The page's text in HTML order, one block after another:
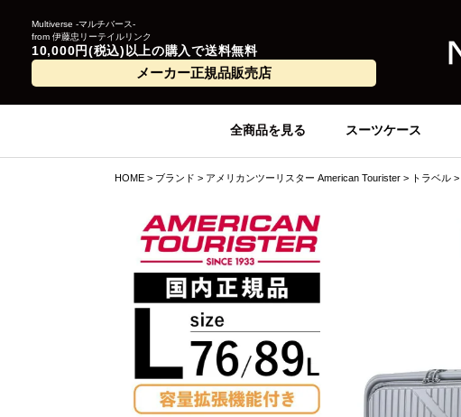
Multiverse -マルチバース-
from 伊藤忠リーテイルリンク
10,000円(税込)以上の購入で送料無料
メーカー正規品販売店
全商品を見る スーツケース
HOME ブランド アメリカンツーリスター American Tourister トラベル